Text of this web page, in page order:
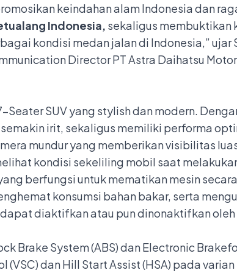
keindahan alam Indonesia dan
Indonesia, sekaligus membuktikan
kondisi medan jalan di Indonesia,” ujar
Director PT Astra Daihatsu
SUV yang stylish dan modern.
irit, sekaligus memiliki performa
mundur yang memberikan visibilitas
kondisi sekeliling mobil saat
berfungsi untuk mematikan mesin
konsumsi bahan bakar, serta
diaktifkan atau pun dinonaktifkan
Brake System (ABS) dan Electronic
dan Hill Start Assist (HSA) pada